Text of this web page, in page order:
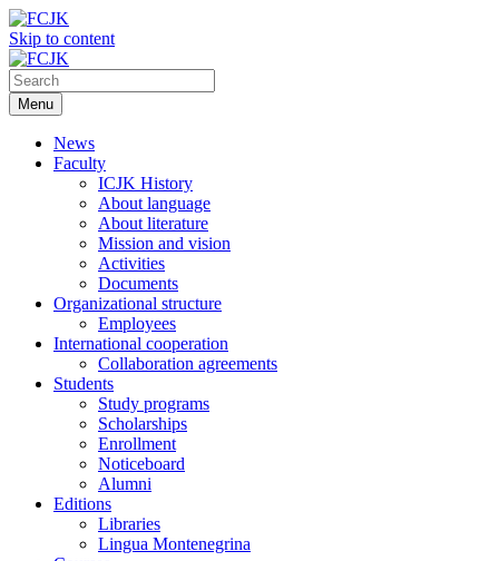
Skip to content
Menu
News
Faculty
ICJK History
About language
About literature
Mission and vision
Activities
Documents
Organizational structure
Employees
International cooperation
Collaboration agreements
Students
Study programs
Scholarships
Enrollment
Noticeboard
Alumni
Editions
Libraries
Lingua Montenegrina